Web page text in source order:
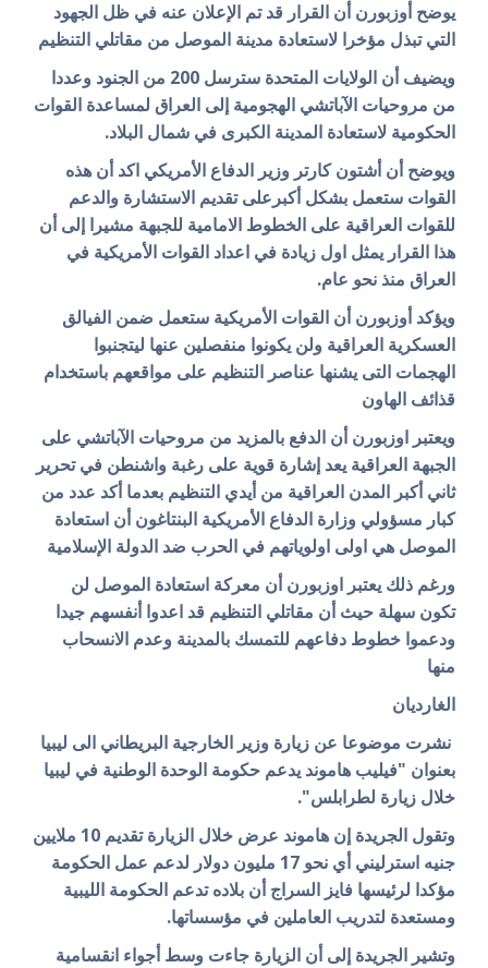
يوضح أوزبورن أن القرار قد تم الإعلان عنه في ظل الجهود
التي تبذل مؤخرا لاستعادة مدينة الموصل من مقاتلي التنظيم
ويضيف أن الولايات المتحدة سترسل 200 من الجنود وعددا
من مروحيات الآباتشي الهجومية إلى العراق لمساعدة القوات
الحكومية لاستعادة المدينة الكبرى في شمال البلاد.
ويوضح أن أشتون كارتر وزير الدفاع الأمريكي اكد أن هذه
القوات ستعمل بشكل أكبرعلى تقديم الاستشارة والدعم
للقوات العراقية على الخطوط الامامية للجبهة مشيرا إلى أن
هذا القرار يمثل اول زيادة في اعداد القوات الأمريكية في
العراق منذ نحو عام.
ويؤكد أوزبورن أن القوات الأمريكية ستعمل ضمن الفيالق
العسكرية العراقية ولن يكونوا منفصلين عنها ليتجنبوا
الهجمات التى يشنها عناصر التنظيم على مواقعهم باستخدام
قذائف الهاون
ويعتبر اوزبورن أن الدفع بالمزيد من مروحيات الآباتشي على
الجبهة العراقية يعد إشارة قوية على رغبة واشنطن في تحرير
ثاني أكبر المدن العراقية من أيدي التنظيم بعدما أكد عدد من
كبار مسؤولي وزارة الدفاع الأمريكية البنتاغون أن استعادة
الموصل هي اولى اولوياتهم في الحرب ضد الدولة الإسلامية
ورغم ذلك يعتبر اوزبورن أن معركة استعادة الموصل لن
تكون سهلة حيث أن مقاتلي التنظيم قد اعدوا أنفسهم جيدا
ودعموا خطوط دفاعهم للتمسك بالمدينة وعدم الانسحاب
منها
الغارديان
نشرت موضوعا عن زيارة وزير الخارجية البريطاني الى ليبيا
بعنوان "فيليب هاموند يدعم حكومة الوحدة الوطنية في ليبيا
خلال زيارة لطرابلس".
وتقول الجريدة إن هاموند عرض خلال الزيارة تقديم 10 ملايين
جنيه استرليني أي نحو 17 مليون دولار لدعم عمل الحكومة
مؤكدا لرئيسها فايز السراج أن بلاده تدعم الحكومة الليبية
ومستعدة لتدريب العاملين في مؤسساتها.
وتشير الجريدة إلى أن الزيارة جاءت وسط أجواء انقسامية